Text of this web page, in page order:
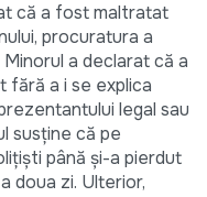
că a fost maltratat
procuratura a
a declarat că a
fără a i se explica
legal sau
susţine că pe
până şi-a pierdut
doua zi. Ulterior,